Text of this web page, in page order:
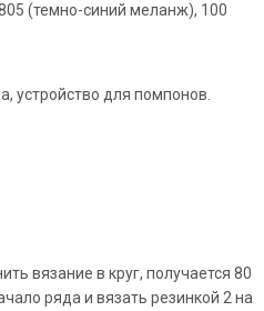
(темно-синий меланж), 100
устройство для помпонов.
вязание в круг, получается 80
ряда и вязать резинкой 2 на